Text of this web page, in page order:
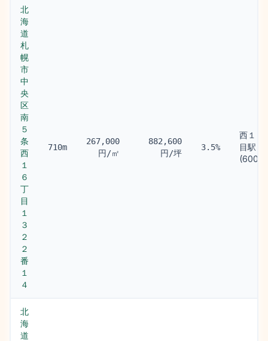
北
海
道
札
幌
市
中
央
区
南
５
条
西
１
６
丁
目
１
３
２
２
番
１
４
710m
267,000
円/㎡
882,600
円/坪
3.5%
西１８
目駅
(600m)
北
海
道